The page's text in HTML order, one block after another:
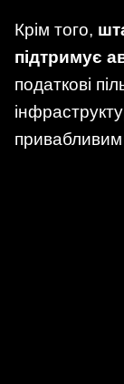
Крім того,
підтримує
податкові
привабливим